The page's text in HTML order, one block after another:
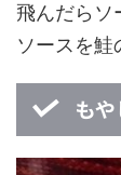
飛んだらソ
ソースを鮭
も